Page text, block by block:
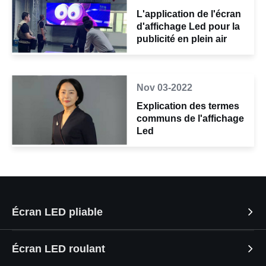
L'application de l'écran
d'affichage Led pour la
publicité en plein air
Nov 03-2022
Explication des termes
communs de l'affichage
Led
Écran LED pliable
Écran LED roulant